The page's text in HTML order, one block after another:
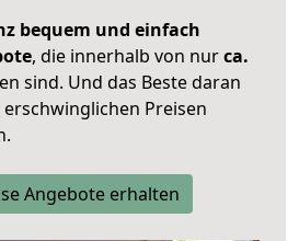
bequem und einfach
, die innerhalb von nurca.
sind. Und das Beste daran
erschwinglichen Preisen
Angebote erhalten